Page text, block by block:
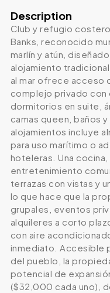
Description
Club y refugio
Banks, reconocido
marlín y atún,
alojamiento
al mar ofrece acceso
complejo privado con
dormitorios en suite,
camas queen, baños
alojamientos incluye
para uso marítimo o
hoteleras. Una
entretenimiento
terrazas con vistas y
lo que hace que la
grupales, eventos
alquileres a corto
con aire
inmediato. Accesible
del pueblo, la
potencial de
($32,000 cada uno),